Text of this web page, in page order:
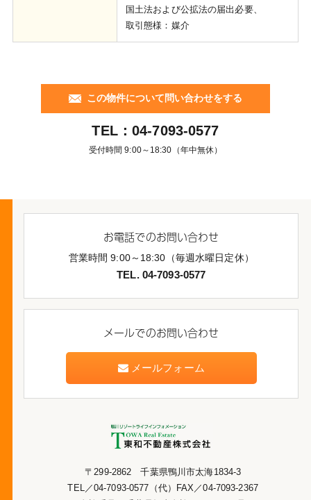
国土法および公拡法の届出必要、
取引態様：媒介
この物件について問い合わせをする
TEL： 04-7093-0577
受付時間 9:00～18:30（年中無休）
お電話でのお問い合わせ
営業時間 9:00～18:30（毎週水曜日定休）
TEL. 04-7093-0577
メールでのお問い合わせ
メールフォーム
〒299-2862 千葉県鴨川市太海1834-3
TEL／04-7093-0577（代）FAX／04-7093-2367